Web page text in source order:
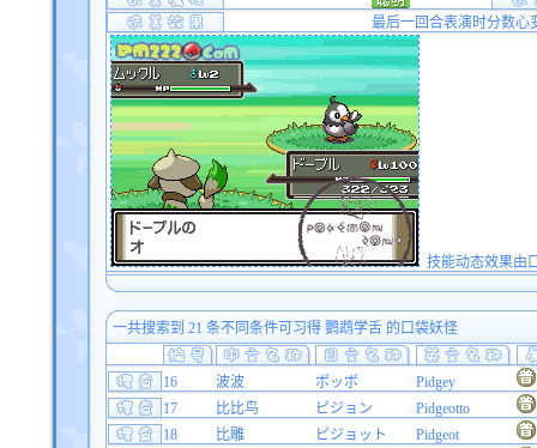
最后一回合表演时分数心
技能动态效果由
一共搜索到 21 条不同条件可习得 鹦鹉学舌 的口袋妖怪
16 波波 ポッポ
Pidgey
17
比比鸟 ピジョン
Pidgeotto
18
比雕 ピジョット
Pidgeot